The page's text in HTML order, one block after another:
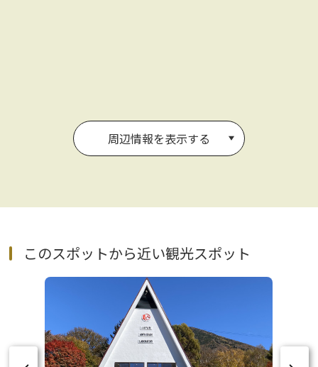
周辺情報を表示する
このスポットから近い観光スポット